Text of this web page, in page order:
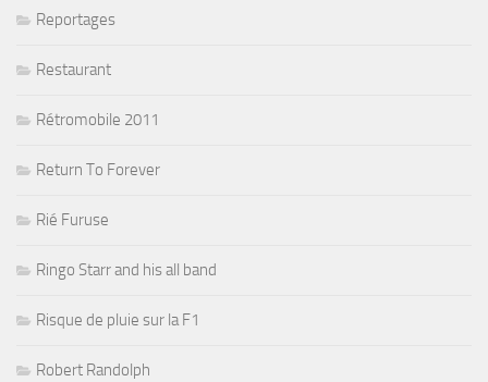
Reportages
Restaurant
Rétromobile 2011
Return To Forever
Rié Furuse
Ringo Starr and his all band
Risque de pluie sur la F1
Robert Randolph